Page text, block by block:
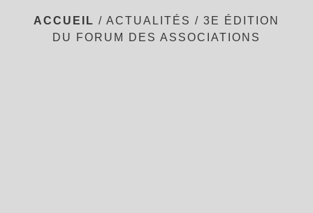
ACCUEIL / ACTUALITÉS / 3E ÉDITION
DU FORUM DES ASSOCIATIONS